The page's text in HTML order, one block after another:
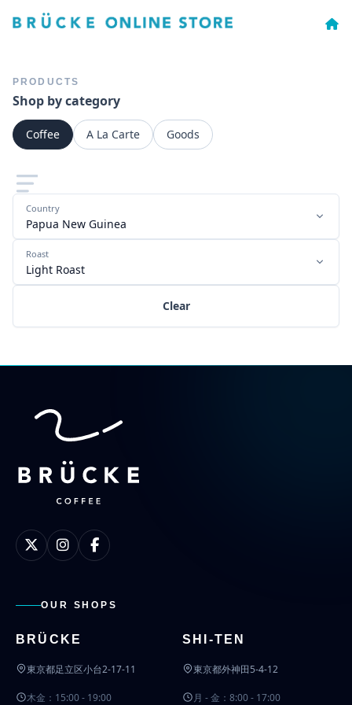
PRODUCTS
Shop by category
Coffee A La Carte Goods
Country
Papua New Guinea
Roast
Light Roast
Clear
OUR SHOPS
BRÜCKE
東京都足立区小台2-17-11
木金：15:00 - 19:00
SHI-TEN
東京都外神田5-4-12
月 - 金：8:00 - 17:00